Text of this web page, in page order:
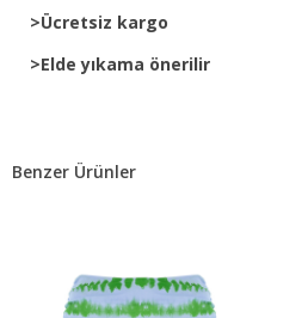
>Ücretsiz kargo
>Elde yıkama önerilir
Benzer Ürünler